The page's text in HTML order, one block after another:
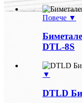
Повече ▼
DTL-8S
▼
DTLD